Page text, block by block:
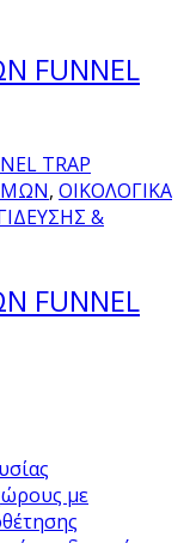
FUNNEL
, ΟΙΚΟΛΟΓΙΚΑ
&
FUNNEL
με